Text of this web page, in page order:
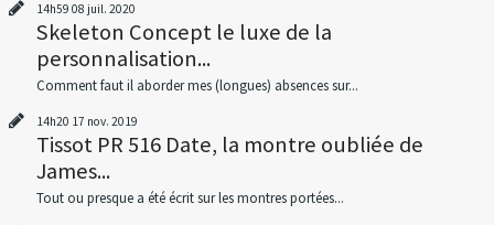
14h59 08 juil. 2020
Skeleton Concept le luxe de la
personnalisation...
Comment faut il aborder mes (longues) absences sur...
14h20 17 nov. 2019
Tissot PR 516 Date, la montre oubliée de
James...
Tout ou presque a été écrit sur les montres portées...